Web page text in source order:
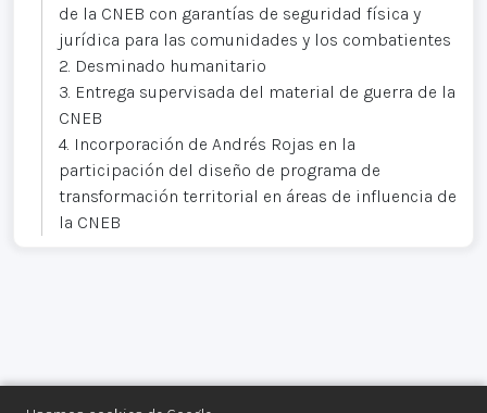
de la CNEB con garantías de seguridad física y
jurídica para las comunidades y los combatientes
2. Desminado humanitario
3. Entrega supervisada del material de guerra de la
CNEB
4. Incorporación de Andrés Rojas en la
participación del diseño de programa de
transformación territorial en áreas de influencia de
la CNEB